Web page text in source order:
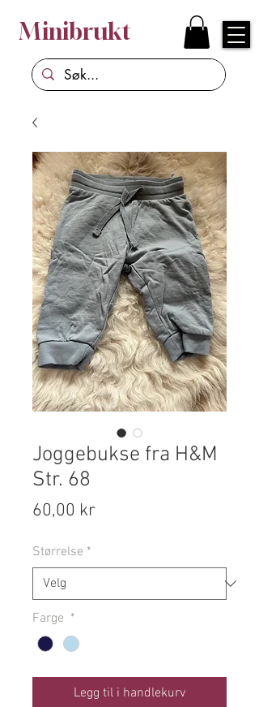
Minibrukt
Joggebukse fra H&M
Str. 68
60,00 kr
Størrelse *
Farge *
Legg til i handlekurv